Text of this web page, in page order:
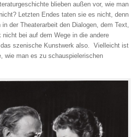
blieben außen vor, wie man
Letzten Endes taten sie es nicht, denn
der Theaterarbeit den Dialogen, dem Text,
nicht bei auf dem Wege in die andere
szenische Kunstwerk also. Vielleicht ist
wie man es zu schauspielerischen